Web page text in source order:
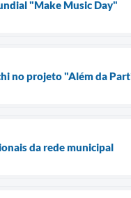
"Make Music Day"
no projeto "Além da
da rede municipal